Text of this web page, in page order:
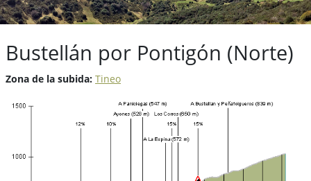
Bustellán por Pontigón (Norte)
Zona de la subida: Tineo